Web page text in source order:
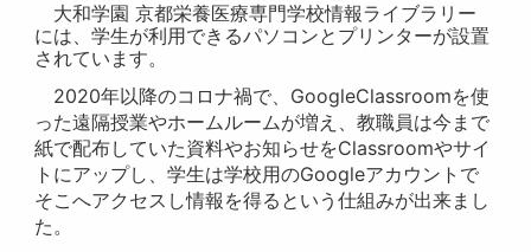
大和学園 京都栄養医療専門学校情報ライブラリー
には、学生が利用できるパソコンとプリンターが設置
されています。
2020年以降のコロナ禍で、GoogleClassroomを使
った遠隔授業やホームルームが増え、教職員は今まで
紙で配布していた資料やお知らせをClassroomやサイ
トにアップし、学生は学校用のGoogleアカウントで
そこへアクセスし情報を得るという仕組みが出来まし
た。